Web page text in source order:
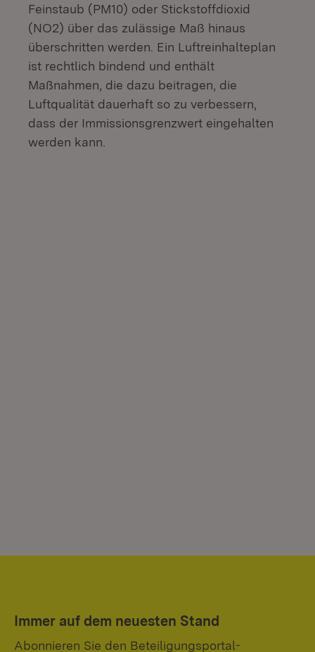
Feinstaub (PM10) oder Stickstoffdioxid
(NO2) über das zulässige Maß hinaus
überschritten werden. Ein Luftreinhalteplan
ist rechtlich bindend und enthält
Maßnahmen, die dazu beitragen, die
Luftqualität dauerhaft so zu verbessern,
dass der Immissionsgrenzwert eingehalten
werden kann.
Immer auf dem neuesten Stand
Abonnieren Sie den Beteiligungsportal-